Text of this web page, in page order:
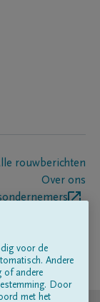
rouwberichten
Over ons
voor de
Andere
of andere
Door
met het